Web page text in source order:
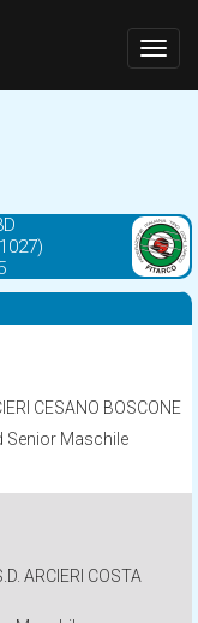
CESANO BOSCONE
Senior Maschile
ARCIERI COSTA